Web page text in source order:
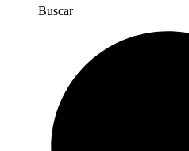
Buscar